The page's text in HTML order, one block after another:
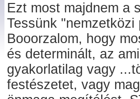
Ezt most majdnem a
Tessünk
Booorzalom, hogy
és determinált, az
gyakorlatilag vagy
festészetet, vagy